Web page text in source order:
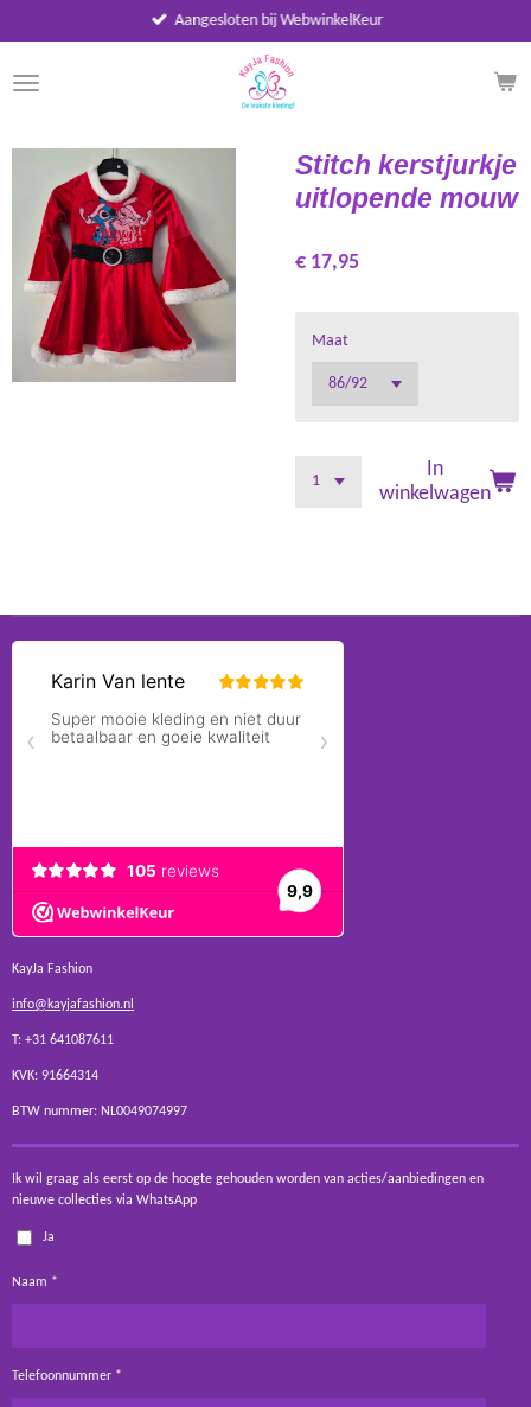
direct
naar
de
Aangesloten bij WebwinkelKeur
Stitch kerstjurkje
uitlopende mouw
€ 17,95
Maat
In
winkelwagen
KayJa Fashion
info@kayjafashion.nl
T: +31 641087611
KVK: 91664314
BTW nummer: NL0049074997
Ik wil graag als eerst op de hoogte gehouden worden van acties/aanbiedingen en
nieuwe collecties via WhatsApp
Ja
Naam *
Telefoonnummer *